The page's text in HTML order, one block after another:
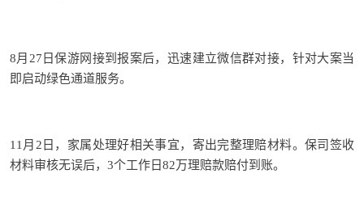
8月27日保游网接到报案后，迅速建立微信群对接，针对大案当
即启动绿色通道服务。
11月2日，家属处理好相关事宜，寄出完整理赔材料。保司签收
材料审核无误后，3个工作日82万理赔款赔付到账。